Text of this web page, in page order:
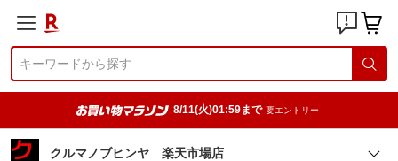
8/11(火)01:59まで 要エントリー
クルマノブヒンヤ 楽天市場店